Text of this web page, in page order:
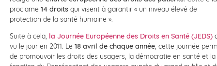
proclame 14 droits qui visent à garantir « un niveau élevé de
protection de la santé humaine ».
Suite à cela, la Journée Européenne des Droits en Santé (JEDS)
vu le jour en 2011. Le 18 avril de chaque année, cette journée
de promouvoir les droits des usagers, la démocratie en santé et la